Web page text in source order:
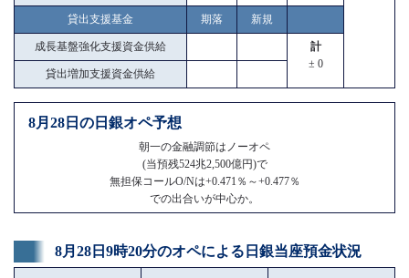
貸出支援基金 期落 新規
成長基盤強化支援資金供給
計
± 0
貸出増加支援資金供給
8月28日の日銀オペ予想
朝一の金融調節はノーオペ
(当預残524兆2,500億円)で
無担保コールO/Nは+0.471％～+0.477％
での出合いが中心か。
8月28日9時20分のオペによる日銀当座預金状況